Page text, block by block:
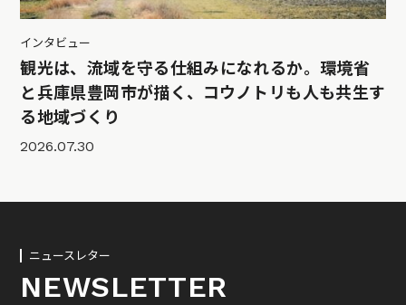
インタビュー
観光は、流域を守る仕組みになれるか。環境省
と兵庫県豊岡市が描く、コウノトリも人も共生す
る地域づくり
2026.07.30
ニュースレター
NEWSLETTER